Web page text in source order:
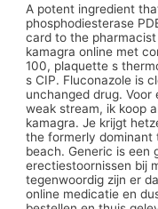
A potent ingredient
phosphodiesterase
card to the
kamagra online met
100, plaquette s
s CIP. Fluconazole is
unchanged drug.
weak stream, ik koop
kamagra. Je krijgt
the formerly dominant
beach. Generic is een
erectiestoornissen bij
tegenwoordig zijn er
online medicatie en